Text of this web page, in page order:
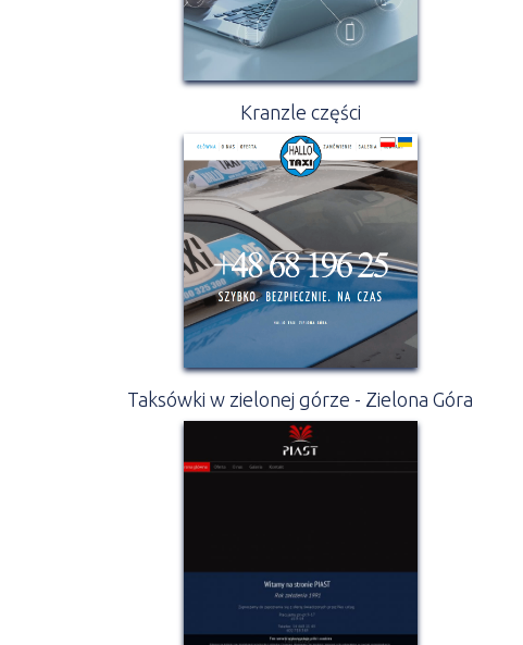
Kranzle części
Taksówki w zielonej górze - Zielona Góra